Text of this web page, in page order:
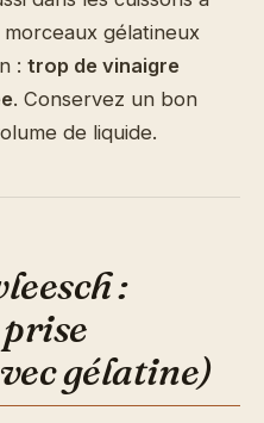
gélatineux
: trop de vinaigre
. Conservez un bon
de liquide.
:
gélatine)